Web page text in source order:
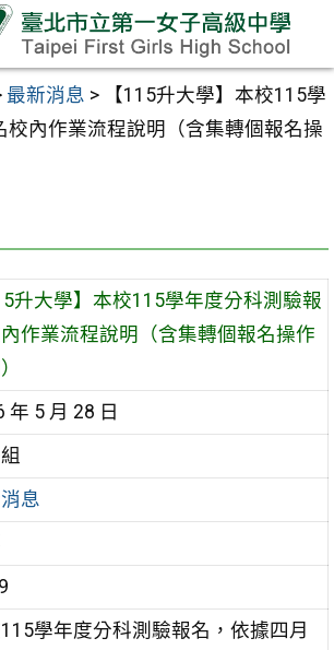
最新消息 >
【115升大學】本校115學
校內作業流程說明（含集轉個報名操
升大學】本校115學年度分科測驗報
作業流程說明（含集轉個報名操作
年 5 月 28 日
息
學年度分科測驗報名，依據四月